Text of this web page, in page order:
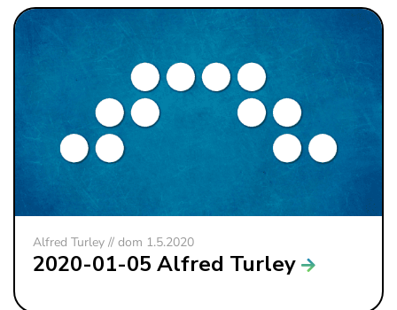
Alfred Turley // dom 1.5.2020
2020-01-05 Alfred Turley